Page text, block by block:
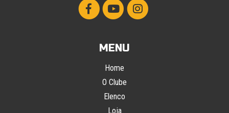
MENU
Home
O Clube
Elenco
Loja